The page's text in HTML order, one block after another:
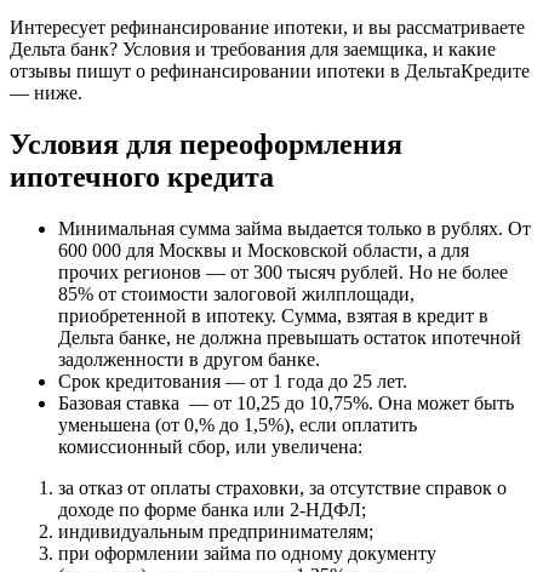
Интересует рефинансирование ипотеки, и вы рассматриваете
Дельта банк? Условия и требования для заемщика, и какие
отзывы пишут о рефинансировании ипотеки в ДельтаКредите
— ниже.
Условия для переоформления
ипотечного кредита
Минимальная сумма займа выдается только в рублях. От
600 000 для Москвы и Московской области, а для
прочих регионов — от 300 тысяч рублей. Но не более
85% от стоимости залоговой жилплощади,
приобретенной в ипотеку. Сумма, взятая в кредит в
Дельта банке, не должна превышать остаток ипотечной
задолженности в другом банке.
Срок кредитования — от 1 года до 25 лет.
Базовая ставка — от 10,25 до 10,75%. Она может быть
уменьшена (от 0,% до 1,5%), если оплатить
комиссионный сбор, или увеличена:
за отказ от оплаты страховки, за отсутствие справок о
доходе по форме банка или 2-НДФЛ;
индивидуальным предпринимателям;
при оформлении займа по одному документу